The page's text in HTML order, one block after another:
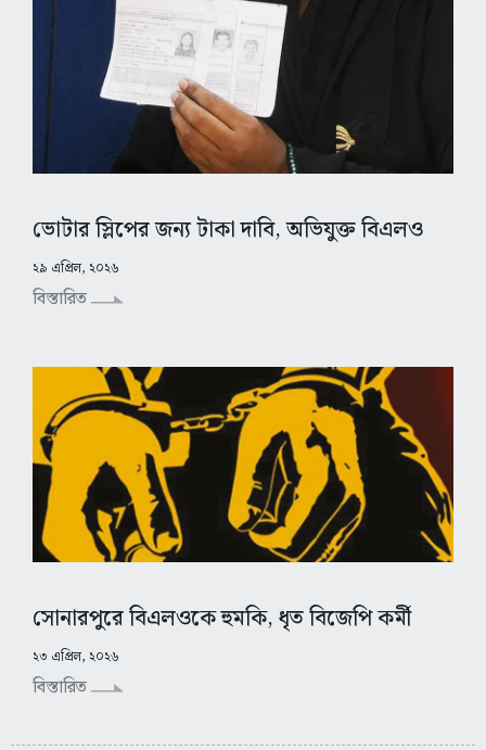
ভোটার স্লিপের জন্য টাকা দাবি, অভিযুক্ত বিএলও
২৯ এপ্রিল, ২০২৬
বিস্তারিত
সোনারপুরে বিএলওকে হুমকি, ধৃত বিজেপি কর্মী
২৩ এপ্রিল, ২০২৬
বিস্তারিত